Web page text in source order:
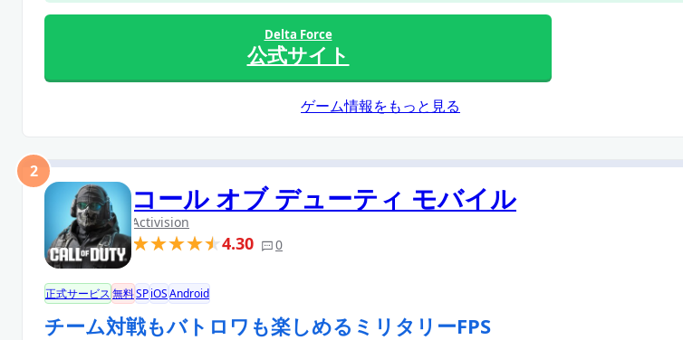
Delta Force
公式サイト
ゲーム情報をもっと見る
コール オブ デューティ モバイル
Activision
4.30 0
2
正式サービス無料SPiOSAndroid
チーム対戦もバトロワも楽しめるミリタリーFPS